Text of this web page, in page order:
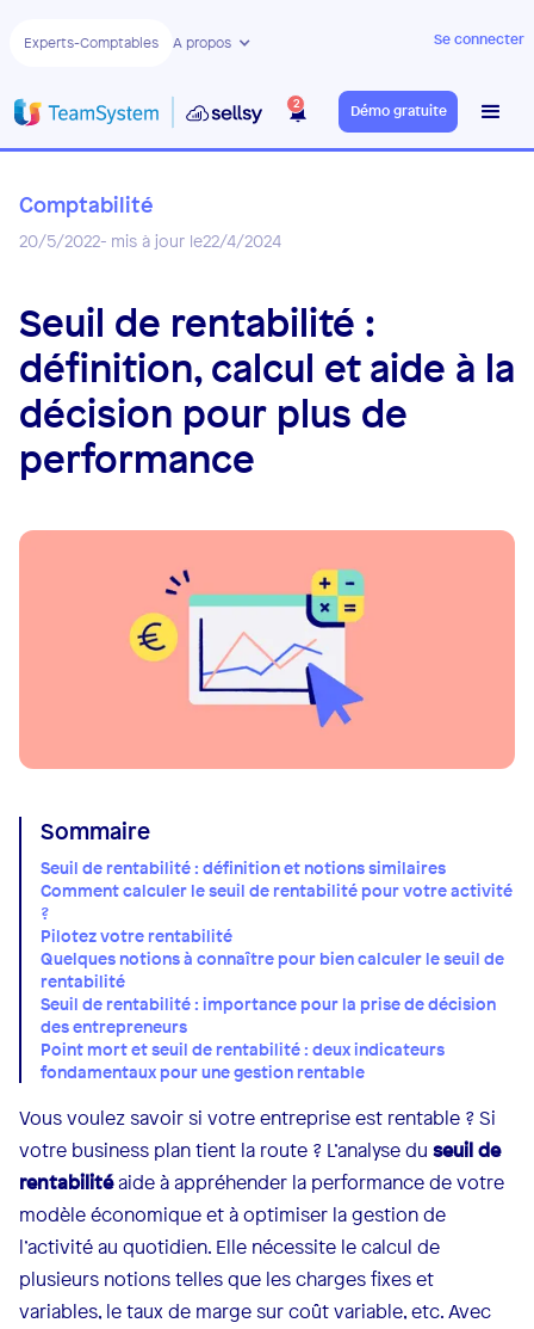
Experts-Comptables A propos Se connecter
2 Démo gratuite
Comptabilité
20/5/2022- mis à jour le22/4/2024
Seuil de rentabilité :
définition, calcul et aide à la
décision pour plus de
performance
Sommaire
Seuil de rentabilité : définition et notions similaires
Comment calculer le seuil de rentabilité pour votre activité
?
Pilotez votre rentabilité
Quelques notions à connaître pour bien calculer le seuil de
rentabilité
Seuil de rentabilité : importance pour la prise de décision
des entrepreneurs
Point mort et seuil de rentabilité : deux indicateurs
fondamentaux pour une gestion rentable
Vous voulez savoir si votre entreprise est rentable ? Si
votre business plan tient la route ? L’analyse du seuil de
rentabilitéaide à appréhender la performance de votre
modèle économique et à optimiser la gestion de
l’activité au quotidien. Elle nécessite le calcul de
plusieurs notions telles que les charges fixes et
variables, le taux de marge sur coût variable, etc. Avec